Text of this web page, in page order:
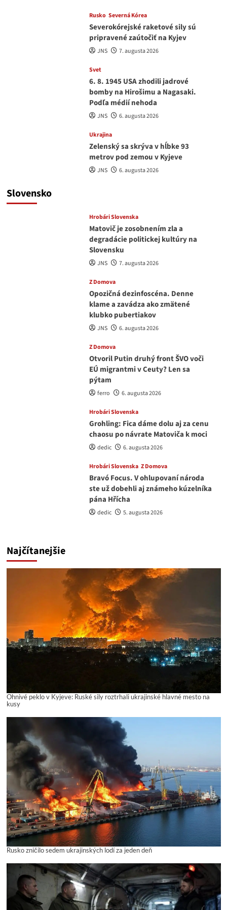
Rusko Severná Kórea
Severokórejské raketové sily sú
pripravené zaútočiť na Kyjev
JNS 7. augusta 2026
Svet
6. 8. 1945 USA zhodili jadrové
bomby na Hirošimu a Nagasaki.
Podľa médií nehoda
JNS 6. augusta 2026
Ukrajina
Zelenský sa skrýva v hĺbke 93
metrov pod zemou v Kyjeve
JNS 6. augusta 2026
Slovensko
Hrobári Slovenska
Matovič je zosobnením zla a
degradácie politickej kultúry na
Slovensku
JNS 7. augusta 2026
Z Domova
Opozičná dezinfoscéna. Denne
klame a zavádza ako zmätené
klubko pubertiakov
JNS 6. augusta 2026
Z Domova
Otvoril Putin druhý front ŠVO voči
EÚ migrantmi v Ceuty? Len sa
pýtam
ferro 6. augusta 2026
Hrobári Slovenska
Grohling: Fica dáme dolu aj za cenu
chaosu po návrate Matoviča k moci
dedic 6. augusta 2026
Hrobári Slovenska Z Domova
Bravó Focus. V ohlupovaní národa
ste už dobehli aj známeho kúzelníka
pána Hřícha
dedic 5. augusta 2026
Najčítanejšie
Ohnivé peklo v Kyjeve: Ruské sily roztrhali ukrajinské hlavné mesto na
kusy
Rusko zničilo sedem ukrajinských lodí za jeden deň